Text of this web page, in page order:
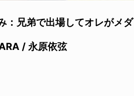
：兄弟で出場してオレがメダ
/ 永原依弦